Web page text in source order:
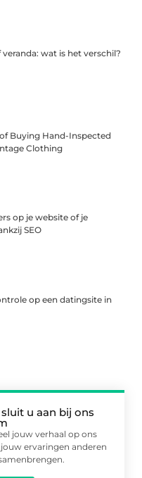
wat is het verschil?
Buying Hand-Inspected
Clothing
op je website of je
SEO
op een datingsite in
u aan bij ons
jouw verhaal op ons
ervaringen anderen